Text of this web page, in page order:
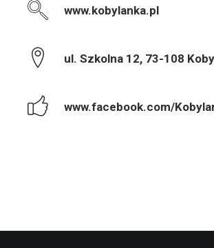
www.kobylanka.pl
ul. Szkolna 12, 73-108
www.facebook.com/